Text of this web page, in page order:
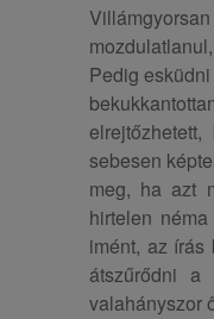
Pedig
sebesen
meg, ha azt
hirtelen
imént, az írás
átszűrődni a
valahányszor